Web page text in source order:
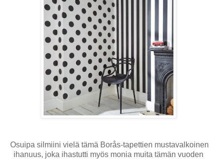
Osuipa silmiini vielä tämä Borås-tapettien mustavalkoinen
ihanuus, joka ihastutti myös monia muita tämän vuoden